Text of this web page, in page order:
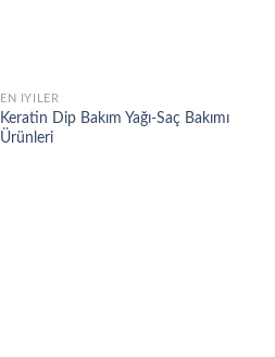
Add to
EN İYILER
Keratin Dip Bakım Yağı-Saç Bakımı
Ürünleri